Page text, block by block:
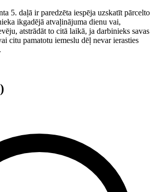
5. daļā ir paredzēta iespēja uzskatīt pārcelto
ikgadējā atvaļinājuma dienu vai,
atstrādāt to citā laikā, ja darbinieks savas
citu pamatotu iemeslu dēļ nevar ierasties